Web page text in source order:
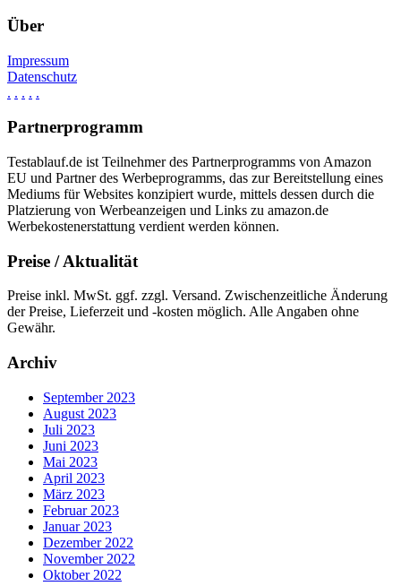
Über
Impressum
Datenschutz
. . . . .
Partnerprogramm
Testablauf.de ist Teilnehmer des Partnerprogramms von Amazon
EU und Partner des Werbeprogramms, das zur Bereitstellung eines
Mediums für Websites konzipiert wurde, mittels dessen durch die
Platzierung von Werbeanzeigen und Links zu amazon.de
Werbekostenerstattung verdient werden können.
Preise / Aktualität
Preise inkl. MwSt. ggf. zzgl. Versand. Zwischenzeitliche Änderung
der Preise, Lieferzeit und -kosten möglich. Alle Angaben ohne
Gewähr.
Archiv
September 2023
August 2023
Juli 2023
Juni 2023
Mai 2023
April 2023
März 2023
Februar 2023
Januar 2023
Dezember 2022
November 2022
Oktober 2022